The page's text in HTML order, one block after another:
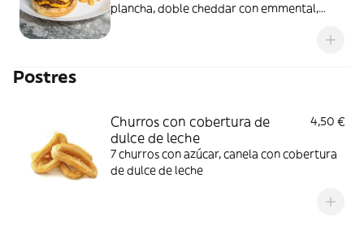
plancha, doble cheddar con emmental,
Alérgenos: Gluten, huevos, leche, mostaza,
Postres
Churros con cobertura de
dulce de leche
4,50 €
7 churros con azúcar, canela con cobertura
de dulce de leche